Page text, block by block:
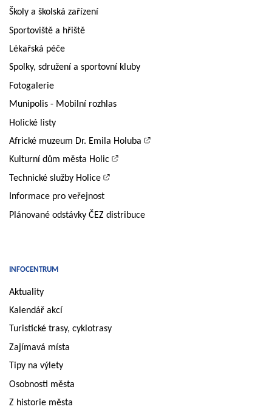
Školy a školská zařízení
Sportoviště a hřiště
Lékařská péče
Spolky, sdružení a sportovní kluby
Fotogalerie
Munipolis - Mobilní rozhlas
Holické listy
Africké muzeum Dr. Emila Holuba
Kulturní dům města Holic
Technické služby Holice
Informace pro veřejnost
Plánované odstávky ČEZ distribuce
INFOCENTRUM
Aktuality
Kalendář akcí
Turistické trasy, cyklotrasy
Zajímavá místa
Tipy na výlety
Osobnosti města
Z historie města